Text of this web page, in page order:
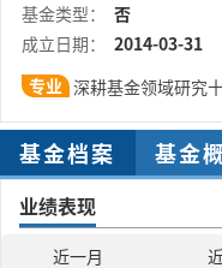
基金类型：
否
成立日期：
2014-03-31
专业 深耕基金领域研究
基金档案 基金
业绩表现
近一月